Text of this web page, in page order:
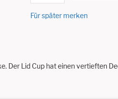
Für später merken
Der Lid Cup hat einen vertieften